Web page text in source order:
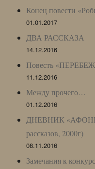
Конец повести
01.01.2017
ДВА РАССКАЗА
14.12.2016
Повесть
11.12.2016
Между прочего…
01.12.2016
ДНЕВНИК «АФОНИ»
рассказов, 2000г)
08.11.2016
Замечания к